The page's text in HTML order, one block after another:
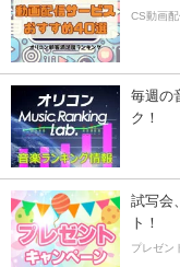
CS動画
毎週の
ク！
試写会
ト！
プレゼン